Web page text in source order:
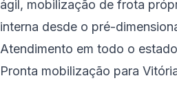
ágil, mobilização de frota
interna desde o pré-
Atendimento em todo o
Pronta mobilização para